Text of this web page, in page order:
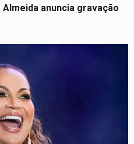
anuncia gravação